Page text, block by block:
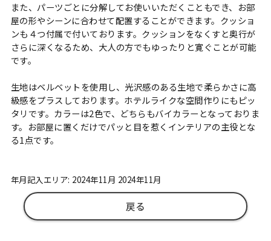
また、パーツごとに分解してお使いいただくこともでき、お部
屋の形やシーンに合わせて配置することができます。クッショ
ンも４つ付属で付いております。クッションをなくすと奥行が
さらに深くなるため、大人の方でもゆったりと寛ぐことが可能
です。
生地はベルベットを使用し、光沢感のある生地で柔らかさに高
級感をプラスしております。ホテルライクな空間作りにもピッ
タリです。カラーは2色で、どちらもバイカラーとなっておりま
す。お部屋に置くだけでパッと目を惹くインテリアの主役とな
る1点です。
年月記入エリア: 2024年11月 2024年11月
戻る